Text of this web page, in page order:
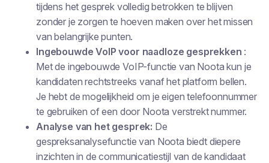
tijdens het gesprek volledig betrokken te blijven
zonder je zorgen te hoeven maken over het missen
van belangrijke punten.
Ingebouwde VoIP voor naadloze gesprekken :
Met de ingebouwde VoIP-functie van Noota kun je
kandidaten rechtstreeks vanaf het platform bellen.
Je hebt de mogelijkheid om je eigen telefoonnummer
te gebruiken of een door Noota verstrekt nummer.
Analyse van het gesprek: De
gespreksanalysefunctie van Noota biedt diepere
inzichten in de communicatiestijl van de kandidaat